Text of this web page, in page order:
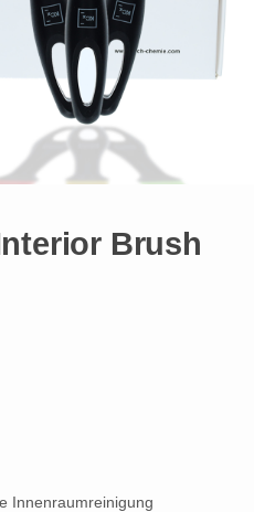
Brush
Innenraumreinigung